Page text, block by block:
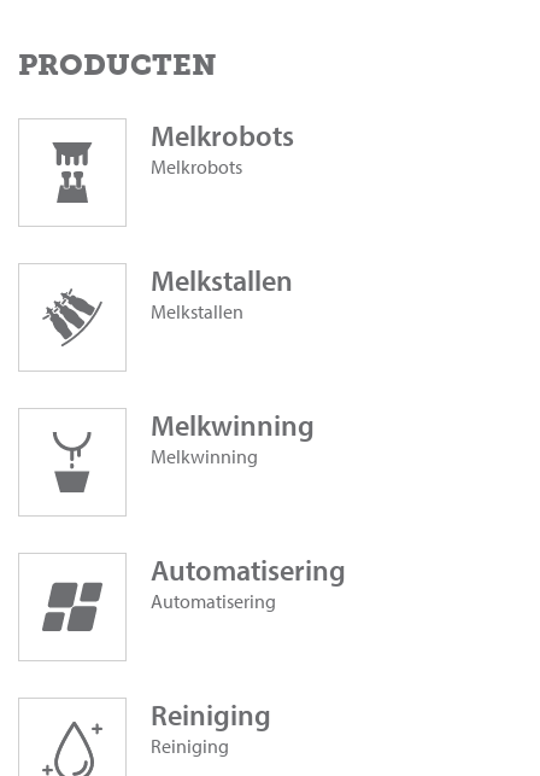
PRODUCTEN
Melkrobots
Melkrobots
Melkstallen
Melkstallen
Melkwinning
Melkwinning
Automatisering
Automatisering
Reiniging
Reiniging